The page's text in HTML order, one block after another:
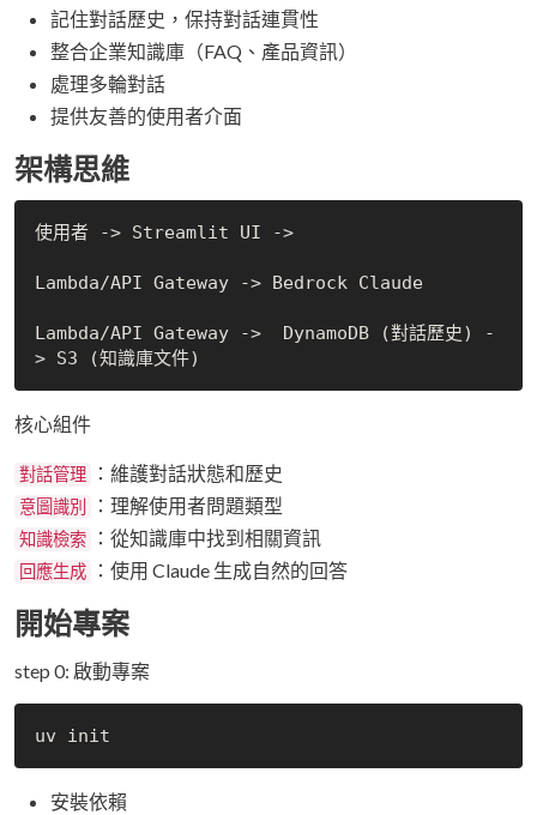
記住對話歷史，保持對話連貫性
整合企業知識庫（FAQ、產品資訊）
處理多輪對話
提供友善的使用者介面
架構思維
使用者 -> Streamlit UI ->
Lambda/API Gateway -> Bedrock Claude
Lambda/API Gateway ->  DynamoDB (對話歷史) -
核心組件
對話管理 ：維護對話狀態和歷史
意圖識別 ：理解使用者問題類型
知識檢索 ：從知識庫中找到相關資訊
回應生成 ：使用 Claude 生成自然的回答
開始專案
step 0: 啟動專案
安裝依賴